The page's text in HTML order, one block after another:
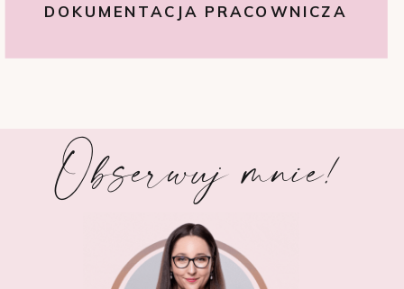
DOKUMENTACJA PRACOWNICZA
Obserwuj mnie!